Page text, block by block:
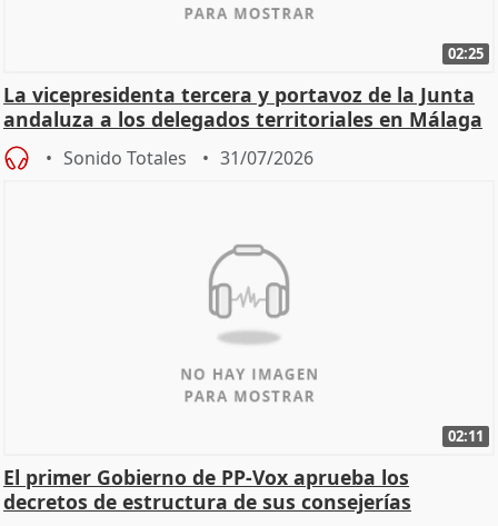
02:25
La vicepresidenta tercera y portavoz de la Junta
andaluza a los delegados territoriales en Málaga
Sonido Totales 31/07/2026
02:11
El primer Gobierno de PP-Vox aprueba los
decretos de estructura de sus consejerías